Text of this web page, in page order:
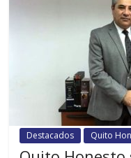
Destacados Quito